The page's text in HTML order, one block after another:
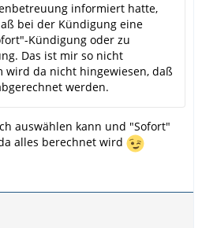
informiert hatte,
bei der Kündigung eine
Kündigung oder zu
Das ist mir so nicht
wird da nicht hingewiesen, daß
werden.
auswählen kann und "Sofort"
alles berechnet wird